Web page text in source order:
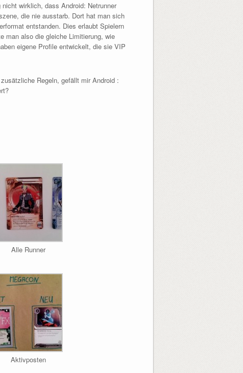
wirklich, dass Android: Netrunner
die nie ausstarb. Dort hat man sich
entstanden. Dies erlaubt Spielern
man also die gleiche Limitierung, wie
eigene Profile entwickelt, die sie VIP
Regeln, gefällt mir Android :
Alle Runner
Aktivposten